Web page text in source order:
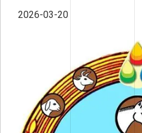
2026-03-20